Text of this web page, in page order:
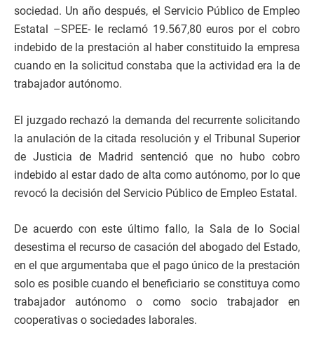
sociedad. Un año después, el Servicio Público de Empleo
Estatal –SPEE- le reclamó 19.567,80 euros por el cobro
indebido de la prestación al haber constituido la empresa
cuando en la solicitud constaba que la actividad era la de
trabajador autónomo.
El juzgado rechazó la demanda del recurrente solicitando
la anulación de la citada resolución y el Tribunal Superior
de Justicia de Madrid sentenció que no hubo cobro
indebido al estar dado de alta como autónomo, por lo que
revocó la decisión del Servicio Público de Empleo Estatal.
De acuerdo con este último fallo, la Sala de lo Social
desestima el recurso de casación del abogado del Estado,
en el que argumentaba que el pago único de la prestación
solo es posible cuando el beneficiario se constituya como
trabajador autónomo o como socio trabajador en
cooperativas o sociedades laborales.